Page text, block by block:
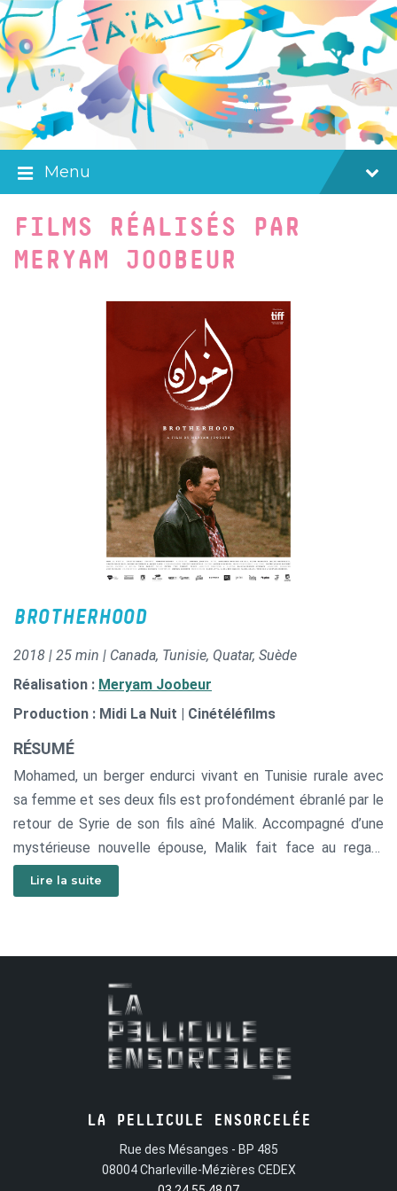
Skip
to
content
Skip
to
main
navigation
Skip
to
footer
Menu
FILMS RÉALISÉS PAR
MERYAM JOOBEUR
BROTHERHOOD
2018 | 25 min | Canada, Tunisie, Quatar, Suède
Réalisation : Meryam Joobeur
Production : Midi La Nuit | Cinétéléfilms
RÉSUMÉ
Mohamed, un berger endurci vivant en Tunisie rurale avec
sa femme et ses deux fils est profondément ébranlé par le
retour de Syrie de son fils aîné Malik. Accompagné d’une
mystérieuse nouvelle épouse, Malik fait face au regard
désapprobateur de son père. La tension entre le père et le
fils s’intensifie en quelques jours jusqu’à atteindre un point
Lire la suite
LA PELLICULE ENSORCELÉE
Rue des Mésanges - BP 485
08004 Charleville-Mézières CEDEX